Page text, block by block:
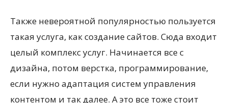
Также невероятной популярностью пользуется
такая услуга, как создание сайтов. Сюда входит
целый комплекс услуг. Начинается все с
дизайна, потом верстка, программирование,
если нужно адаптация систем управления
контентом и так далее. А это все тоже стоит